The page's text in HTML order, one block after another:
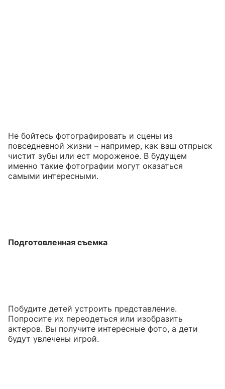
Не бойтесь фотографировать и сцены из
повседневной жизни – например, как ваш отпрыск
чистит зубы или ест мороженое. В будущем
именно такие фотографии могут оказаться
самыми интересными.
Подготовленная съемка
Побудите детей устроить представление.
Попросите их переодеться или изобразить
актеров. Вы получите интересные фото, а дети
будут увлечены игрой.